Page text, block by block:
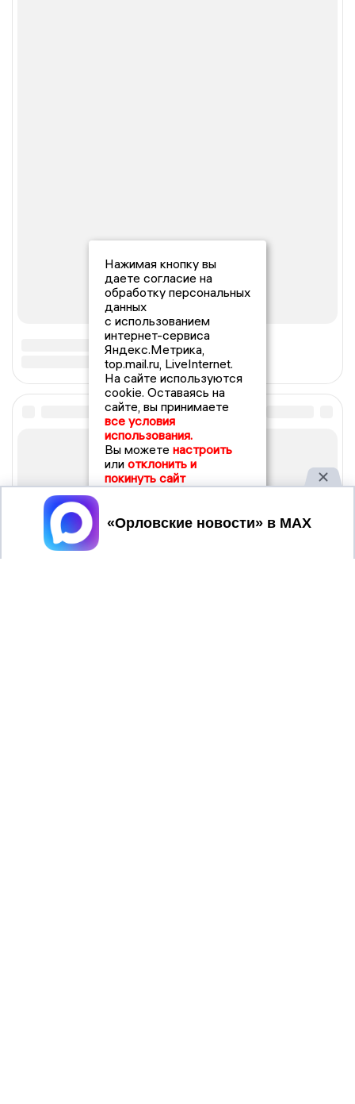
Нажимая кнопку вы
даете согласие на
обработку персональных
данных
с использованием
интернет-сервиса
Яндекс.Метрика,
top.mail.ru, LiveInternet.
На сайте используются
cookie. Оставаясь на
сайте, вы принимаете
все условия
использования.
Вы можете настроить
или отклонить и
покинуть сайт
Принять